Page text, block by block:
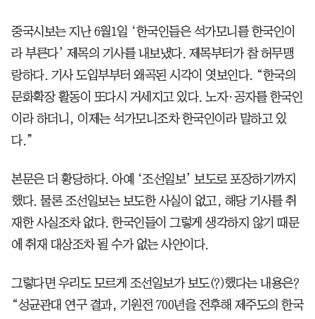
중국시보는 지난 6월1일 ‘한국인들은 석가모니를 한국인이
라 부른다’ 제목의 기사를 내보냈다. 제목부터가 참 허무맹
랑하다. 기사 도입부부터 왜곡된 시각이 엿보인다. “한국의
문화확장 활동이 또다시 거세지고 있다. 노자·공자를 한국인
이라 하더니, 이제는 석가모니조차 한국인이라 말하고 있
다.”
본문은 더 황당하다. 아예 ‘조선일보’ 보도로 포장하기까지
했다. 물론 조선일보는 보도한 사실이 없고, 해당 기사를 취
재한 사실조차 없다. 한국인들이 그렇게 생각하지 않기 때문
에 취재 대상조차 될 수가 없는 사안이다.
그렇다면 우리도 모르게 조선일보가 보도(?)했다는 내용은?
“성균관대 연구 결과, 기원전 700년을 전후해 제주도의 한국